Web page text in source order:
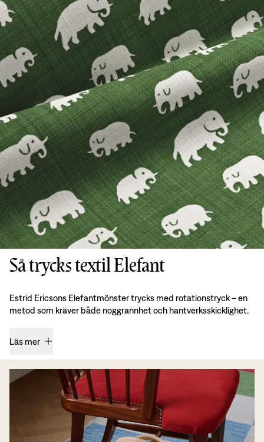
Så trycks textil Elefant
Estrid Ericsons Elefantmönster trycks med rotationstryck – en
metod som kräver både noggrannhet och hantverksskicklighet.
Läs mer